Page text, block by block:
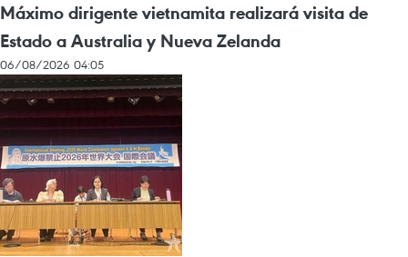
Máximo dirigente vietnamita realizará visita de
Estado a Australia y Nueva Zelanda
06/08/2026 04:05